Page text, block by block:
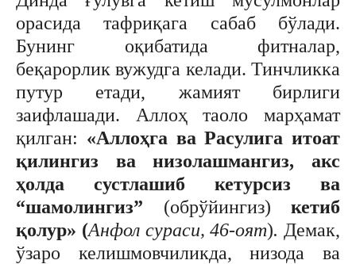
орасида тафриқага сабаб бўлади.
Бунинг оқибатида фитналар,
беқарорлик вужудга келади. Тинчликка
путур етади, жамият бирлиги
заифлашади. Аллоҳ таоло марҳамат
қилган: «Аллоҳга ва Расулига итоат
қилингиз ва низолашмангиз, акс
ҳолда сустлашиб кетурсиз ва
“шамолингиз”
(обрўйингиз)
кетиб
қолур» (Анфол сураси, 46-оят). Демак,
ўзаро келишмовчиликда, низода ва